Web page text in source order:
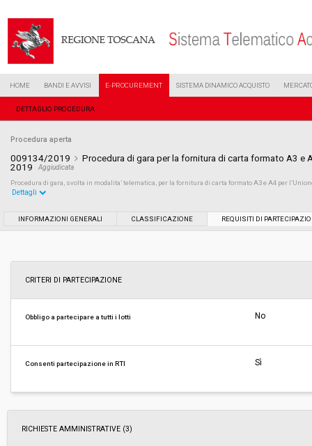
HOME BANDI E AVVISI E-PROCUREMENT SISTEMA DINAMICO ACQUISTO
DETTAGLIO PROCEDURA
Procedura aperta
009134/2019
Procedura di gara per la fornitura di carta formato A3 e
2019
Aggiudicata
Procedura di gara, svolta in modalita’ telematica, per la fornitura di carta formato A3 e A4 per
Data pubblicazione:
Svolgimento:
Dettagli
INFORMAZIONI GENERALI CLASSIFICAZIONE REQUISITI DI
CRITERI DI PARTECIPAZIONE
Obbligo a partecipare a tutti i lotti No
Consenti partecipazione in RTI Sì
RICHIESTE AMMINISTRATIVE (3)